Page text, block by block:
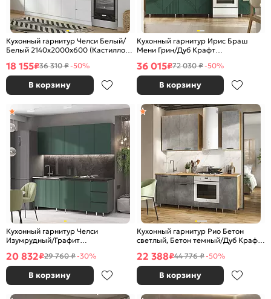
Кухонный гарнитур Челси Белый/
Белый 2140x2000x600 (Кастилло
18 155₽36 310 ₽-50%
В корзину
Кухонный гарнитур Ирис Браш
Мени Грин/Дуб Крафт
36 015₽72 030 ₽-50%
В корзину
Кухонный гарнитур Челси
Изумрудный/Графит
20 832₽29 760 ₽-30%
В корзину
Кухонный гарнитур Рио Бетон
светлый, Бетон темный/Дуб Крафт
22 388₽44 776 ₽-50%
В корзину